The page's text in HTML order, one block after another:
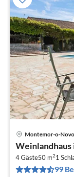
Montemor-o-Novo
4 Gäste50 m21
99